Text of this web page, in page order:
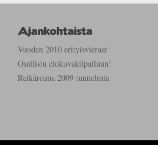
Vuoden 2010 erityisvieraat
Osallistu elokuvakilpailuun!
Reikäreuna 2009 tunnelmia